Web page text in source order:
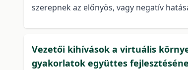
szerepnek az előnyös, vagy negatív
Vezetői kihívások a virtuális
gyakorlatok együttes